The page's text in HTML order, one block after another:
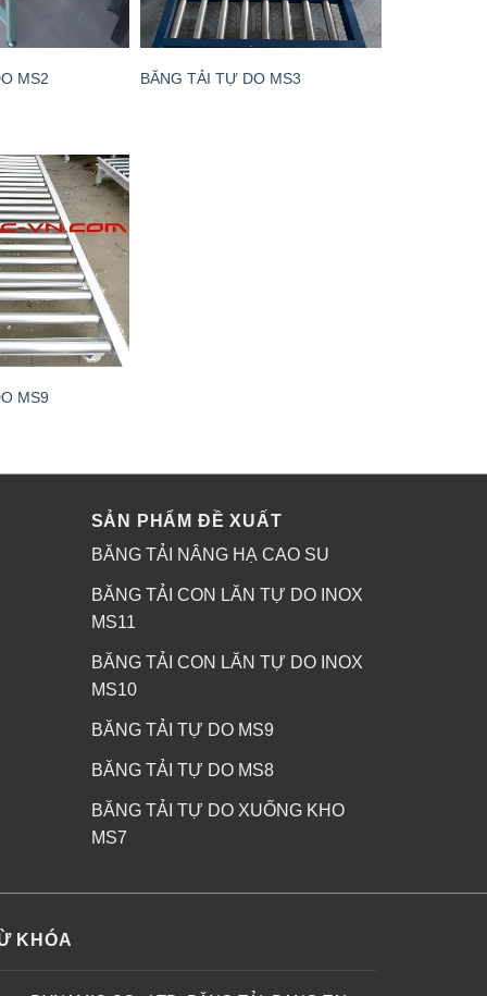
MS2 BĂNG TẢI TỰ DO MS3
MS9
SẢN PHẨM ĐỀ XUẤT
BĂNG TẢI NÂNG HẠ CAO SU
BĂNG TẢI CON LĂN TỰ DO INOX
MS11
BĂNG TẢI CON LĂN TỰ DO INOX
MS10
BĂNG TẢI TỰ DO MS9
BĂNG TẢI TỰ DO MS8
BĂNG TẢI TỰ DO XUỐNG KHO
MS7
KHÓA